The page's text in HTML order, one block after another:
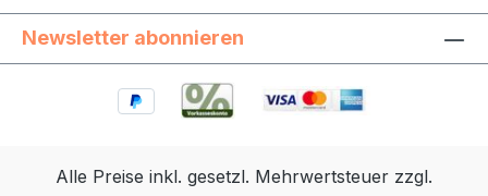
Newsletter abonnieren
Alle Preise inkl. gesetzl. Mehrwertsteuer zzgl.